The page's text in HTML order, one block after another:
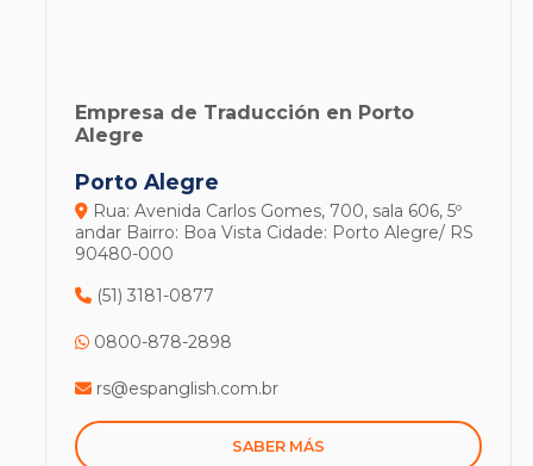
Empresa de Traducción en Porto
Alegre
Porto Alegre
Rua: Avenida Carlos Gomes, 700, sala 606, 5º
andar Bairro: Boa Vista Cidade: Porto Alegre/ RS
90480-000
(51) 3181-0877
0800-878-2898
rs@espanglish.com.br
SABER MÁS